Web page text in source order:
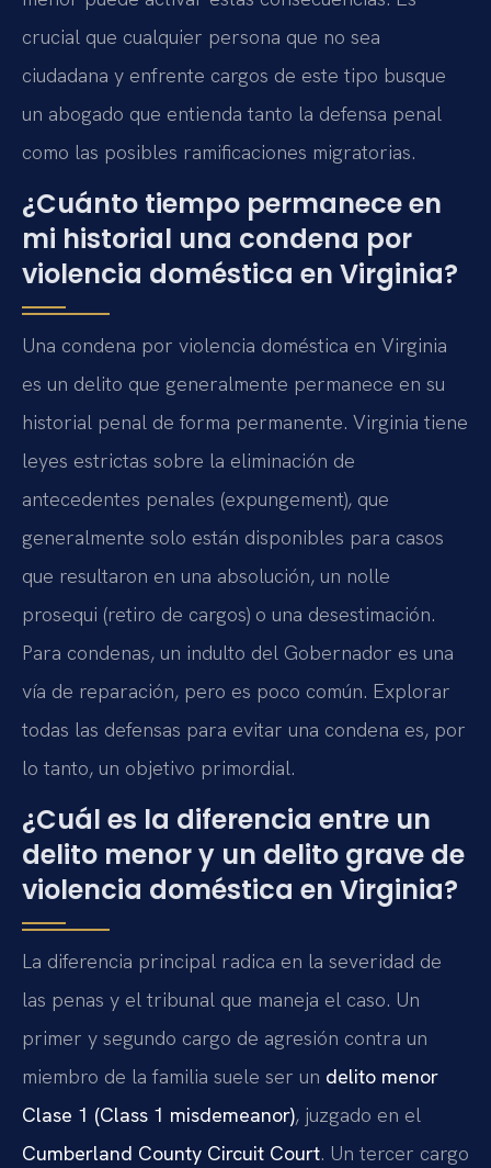
crucial que cualquier persona que no sea
ciudadana y enfrente cargos de este tipo busque
un abogado que entienda tanto la defensa penal
como las posibles ramificaciones migratorias.
¿Cuánto tiempo permanece en
mi historial una condena por
violencia doméstica en Virginia?
Una condena por violencia doméstica en Virginia
es un delito que generalmente permanece en su
historial penal de forma permanente. Virginia tiene
leyes estrictas sobre la eliminación de
antecedentes penales (expungement), que
generalmente solo están disponibles para casos
que resultaron en una absolución, un nolle
prosequi (retiro de cargos) o una desestimación.
Para condenas, un indulto del Gobernador es una
vía de reparación, pero es poco común. Explorar
todas las defensas para evitar una condena es, por
lo tanto, un objetivo primordial.
¿Cuál es la diferencia entre un
delito menor y un delito grave de
violencia doméstica en Virginia?
La diferencia principal radica en la severidad de
las penas y el tribunal que maneja el caso. Un
primer y segundo cargo de agresión contra un
miembro de la familia suele ser un delito menor
Clase 1 (Class 1 misdemeanor), juzgado en el
Cumberland County Circuit Court. Un tercer cargo